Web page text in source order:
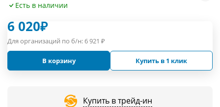
Есть в наличии
6 020₽
Для организаций по б/н:6 921 ₽
В корзину Купить в 1 клик
Купить в трейд-ин